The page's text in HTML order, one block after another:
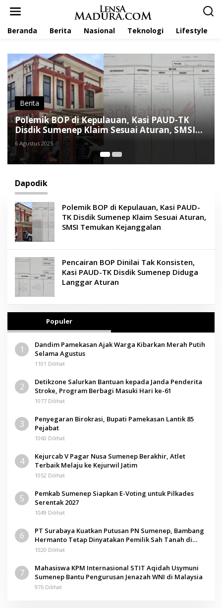
Beranda Berita Nasional Teknologi Lifestyle
PAUD-TK
SMSI
Berita
Pencairan BOP Dinilai Tak
PAUD-TK Disdik Sumenep
Aturan
4 Agustus 2025
Dapodik
Polemik BOP di Kepulauan, Kasi PAUD-
TK Disdik Sumenep Klaim Sesuai Aturan,
SMSI Temukan Kejanggalan
Pencairan BOP Dinilai Tak Konsisten,
Kasi PAUD-TK Disdik Sumenep Diduga
Langgar Aturan
Populer
1
Dandim Pamekasan Ajak Warga Kibarkan Merah Putih
Selama Agustus
1101 Dilihat
2
Detikzone Salurkan Bantuan kepada Janda Penderita
Stroke, Program Berbagi Masuki Hari ke-61
1077 Dilihat
3
Penyegaran Birokrasi, Bupati Pamekasan Lantik 85
Pejabat
1060 Dilihat
4
Kejurcab V Pagar Nusa Sumenep Berakhir, Atlet
Terbaik Melaju ke Kejurwil Jatim
1052 Dilihat
5
Pemkab Sumenep Siapkan E-Voting untuk Pilkades
Serentak 2027
1049 Dilihat
6
PT Surabaya Kuatkan Putusan PN Sumenep, Bambang
Hermanto Tetap Dinyatakan Pemilik Sah Tanah di
Pamolokan
1020 Dilihat
7
Mahasiswa KPM Internasional STIT Aqidah Usymuni
Sumenep Bantu Pengurusan Jenazah WNI di Malaysia
976 Dilihat